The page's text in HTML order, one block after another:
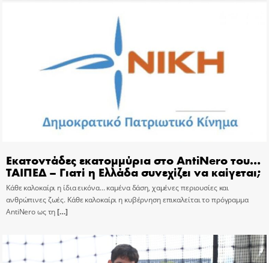
Εκατοντάδες εκατομμύρια στο AntiNero του…
ΤΑΙΠΕΔ – Γιατί η Ελλάδα συνεχίζει να καίγεται;
Κάθε καλοκαίρι η ίδια εικόνα… καμένα δάση, χαμένες περιουσίες και
ανθρώπινες ζωές. Κάθε καλοκαίρι η κυβέρνηση επικαλείται το πρόγραμμα
AntiNero ως τη[…]